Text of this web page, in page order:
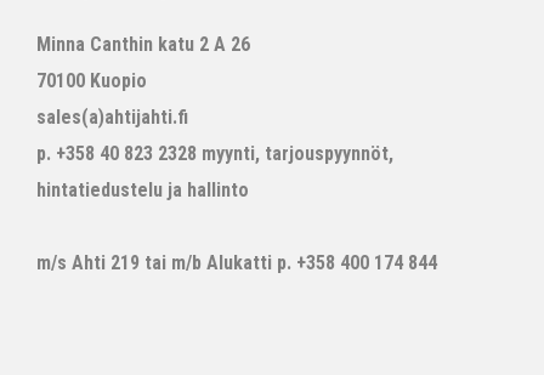
Minna Canthin katu 2 A 26
70100 Kuopio
sales(a)ahtijahti.fi
p. +358 40 823 2328 myynti, tarjouspyynnöt,
hintatiedustelu ja hallinto
m/s Ahti 219 tai m/b Alukatti p. +358 400 174 844